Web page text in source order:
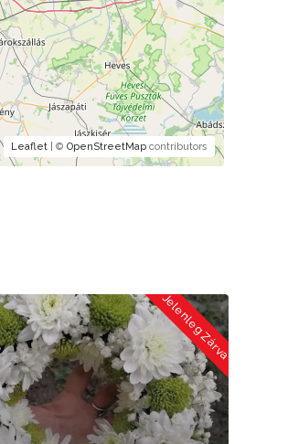
Leaflet| © OpenStreetMapcontributors
Jelenleg Zárva